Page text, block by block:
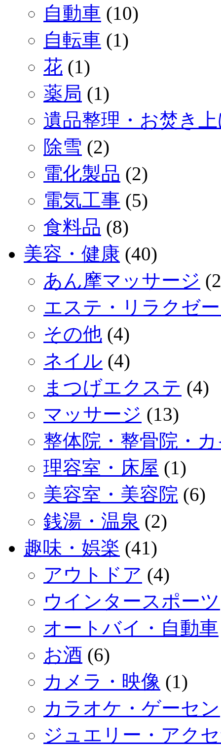
自動車 (10)
自転車 (1)
花 (1)
薬局 (1)
遺品整理・お焚き
除雪 (2)
電化製品 (2)
電気工事 (5)
食料品 (8)
美容・健康 (40)
あん摩マッサージ
エステ・リラクゼ
その他 (4)
ネイル (4)
まつげエクステ (4)
マッサージ (13)
整体院・整骨院・
理容室・床屋 (1)
美容室・美容院 (6)
銭湯・温泉 (2)
趣味・娯楽 (41)
アウトドア (4)
ウインタースポーツ
オートバイ・自動車
お酒 (6)
カメラ・映像 (1)
カラオケ・ゲーセン
ジュエリー・アク